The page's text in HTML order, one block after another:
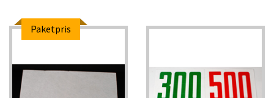
Paketpris